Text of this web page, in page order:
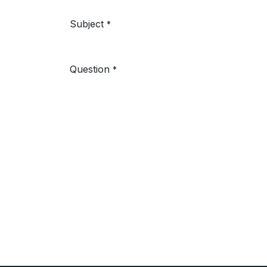
Subject *
Question *